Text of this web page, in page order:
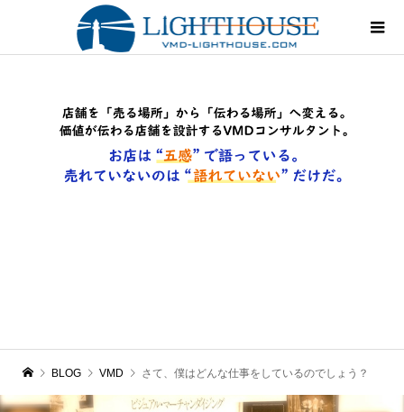
BLOG VMD さて、僕はどんな仕事をしているのでしょう？